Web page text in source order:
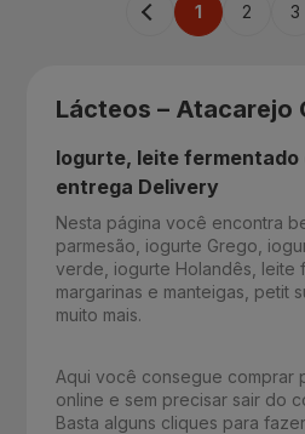
1 2 3
Lácteos – Atacarejo
Iogurte, leite fermentado
entrega Delivery
Nesta página você encontra
parmesão, iogurte Grego,
verde, iogurte Holandês, leite
margarinas e manteigas, petit
muito mais.
Aqui você consegue comprar
online e sem precisar sair do
Basta alguns cliques para